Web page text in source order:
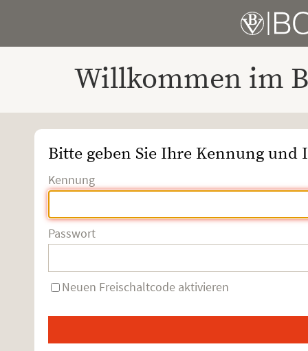
Willkommen im
Bitte geben Sie Ihre Kennung und
Kennung
Passwort
Neuen Freischaltcode aktivieren